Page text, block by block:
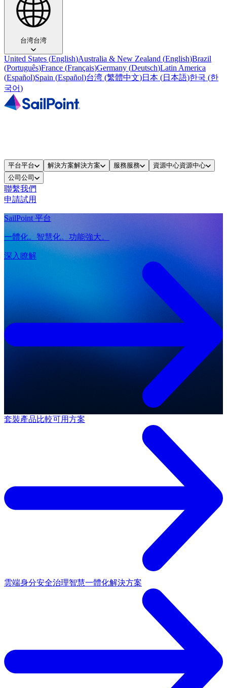
台湾台湾
United States (English)Australia & New Zealand (English)Brazil
(Português)France (Français)Germany (Deutsch)Latin America
(Español)Spain (Español)台湾 (繁體中文)日本 (日本語)한국 (한
국어)
平台平台 解決方案解決方案 服務服務 資源中心資源中心
公司 公司
聯繫我們
申請試用
SailPoint 平台
一體化。智慧化。功能強大。
深入瞭解
套裝產品比較可用方案
雲端身分安全治理智慧一體化解決方案